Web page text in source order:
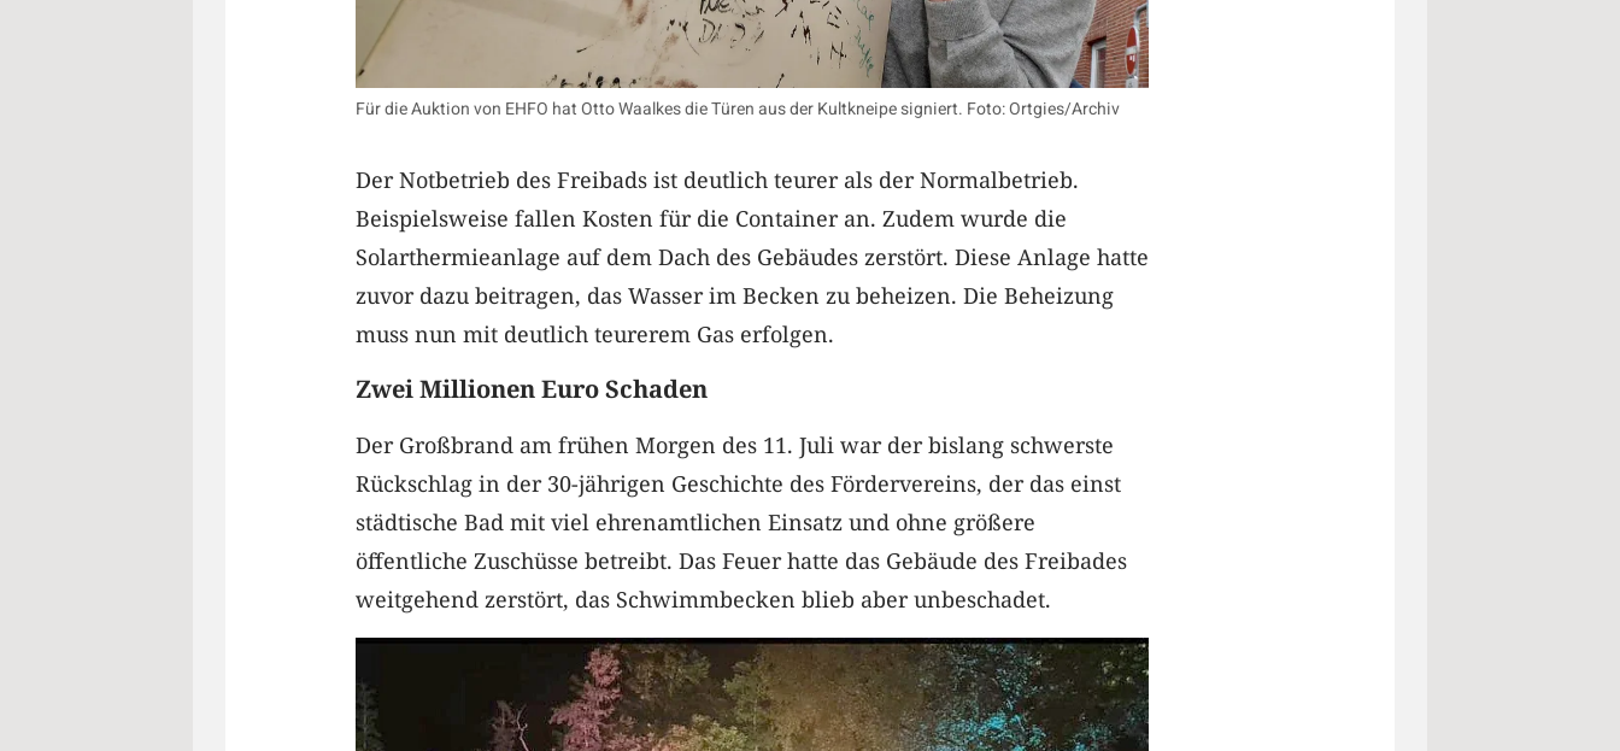
Für die Auktion von EHFO hat Otto Waalkes die Türen aus der Kultkneipe signiert. Foto: Ortgies/Archiv
Der Notbetrieb des Freibads ist deutlich teurer als der Normalbetrieb.
Beispielsweise fallen Kosten für die Container an. Zudem wurde die
Solarthermieanlage auf dem Dach des Gebäudes zerstört. Diese Anlage hatte
zuvor dazu beitragen, das Wasser im Becken zu beheizen. Die Beheizung
muss nun mit deutlich teurerem Gas erfolgen.
Zwei Millionen Euro Schaden
Der Großbrand am frühen Morgen des 11. Juli war der bislang schwerste
Rückschlag in der 30-jährigen Geschichte des Fördervereins, der das einst
städtische Bad mit viel ehrenamtlichen Einsatz und ohne größere
öffentliche Zuschüsse betreibt. Das Feuer hatte das Gebäude des Freibades
weitgehend zerstört, das Schwimmbecken blieb aber unbeschadet.